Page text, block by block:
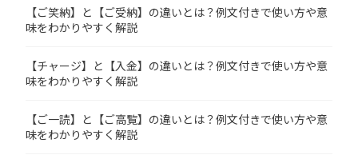
【ご笑納】と【ご受納】の違いとは？例文付きで使い方や意
味をわかりやすく解説
【チャージ】と【入金】の違いとは？例文付きで使い方や意
味をわかりやすく解説
【ご一読】と【ご高覧】の違いとは？例文付きで使い方や意
味をわかりやすく解説